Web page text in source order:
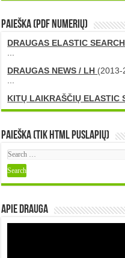
PAIEŠKA (PDF numerių)
DRAUGAS ELASTIC SEARCH
DRAUGAS NEWS / LH (2013-
KITŲ LAIKRAŠČIŲ ELASTIC
Paieška (tik HTML puslapių)
Apie DRAUGA